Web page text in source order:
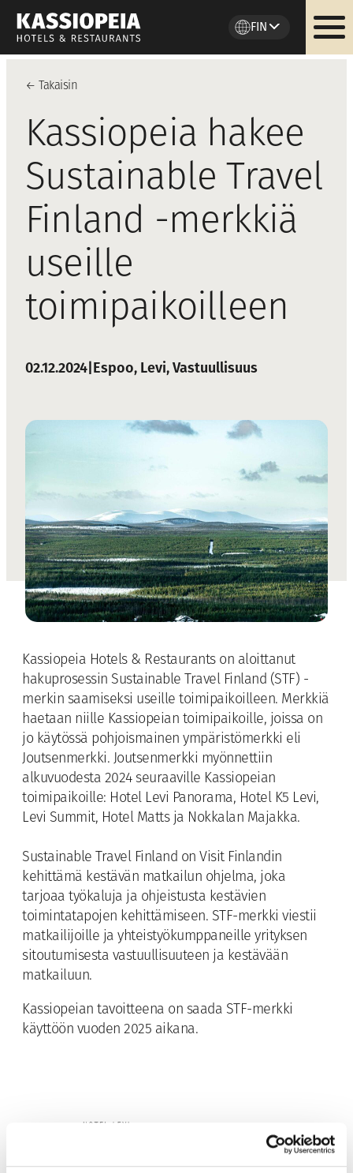
sisältöön
FIN
← Takaisin
Kassiopeia hakee
Sustainable Travel
Finland -merkkiä
useille
toimipaikoilleen
02.12.2024 Espoo, Levi, Vastuullisuus
Kassiopeia Hotels & Restaurants on aloittanut
hakuprosessin Sustainable Travel Finland (STF) -
merkin saamiseksi useille toimipaikoilleen. Merkkiä
haetaan niille Kassiopeian toimipaikoille, joissa on
jo käytössä pohjoismainen ympäristömerkki eli
Joutsenmerkki. Joutsenmerkki myönnettiin
alkuvuodesta 2024 seuraaville Kassiopeian
toimipaikoille: Hotel Levi Panorama, Hotel K5 Levi,
Levi Summit, Hotel Matts ja Nokkalan Majakka.
Sustainable Travel Finland on Visit Finlandin
kehittämä kestävän matkailun ohjelma, joka
tarjoaa työkaluja ja ohjeistusta kestävien
toimintatapojen kehittämiseen. STF-merkki viestii
matkailijoille ja yhteistyökumppaneille yrityksen
sitoutumisesta vastuullisuuteen ja kestävään
matkailuun.
Kassiopeian tavoitteena on saada STF-merkki
käyttöön vuoden 2025 aikana.